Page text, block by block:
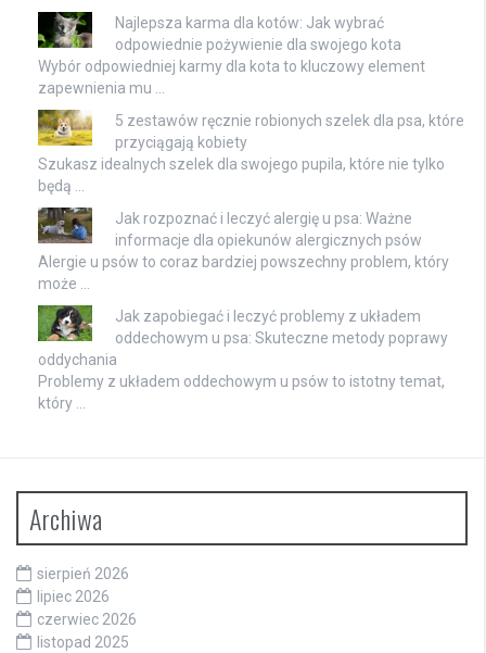
Najlepsza karma dla kotów: Jak wybrać
odpowiednie pożywienie dla swojego kota
Wybór odpowiedniej karmy dla kota to kluczowy element
zapewnienia mu …
5 zestawów ręcznie robionych szelek dla psa, które
przyciągają kobiety
Szukasz idealnych szelek dla swojego pupila, które nie tylko
będą …
Jak rozpoznać i leczyć alergię u psa: Ważne
informacje dla opiekunów alergicznych psów
Alergie u psów to coraz bardziej powszechny problem, który
może …
Jak zapobiegać i leczyć problemy z układem
oddechowym u psa: Skuteczne metody poprawy
oddychania
Problemy z układem oddechowym u psów to istotny temat,
który …
Archiwa
sierpień 2026
lipiec 2026
czerwiec 2026
listopad 2025